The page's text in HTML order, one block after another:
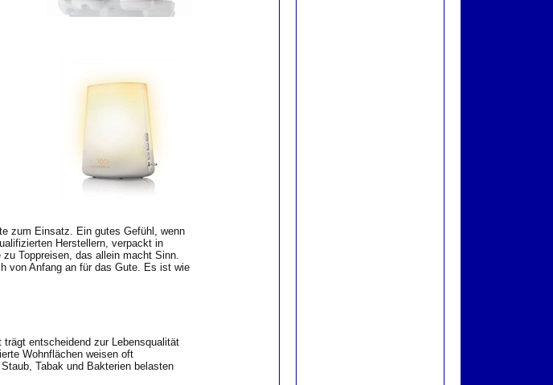
zum Einsatz. Ein gutes Gefühl, wenn
Herstellern, verpackt in
Toppreisen, das allein macht Sinn.
von Anfang an für das Gute. Es ist wie
entscheidend zur Lebensqualität
Wohnflächen weisen oft
Tabak und Bakterien belasten